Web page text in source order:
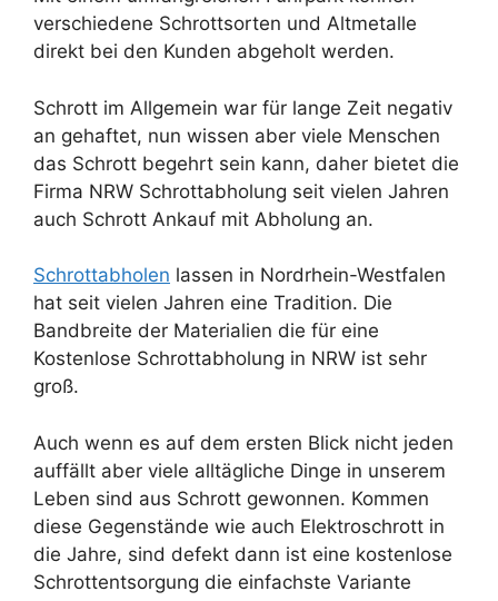
verschiedene Schrottsorten und Altmetalle
direkt bei den Kunden abgeholt werden.
Schrott im Allgemein war für lange Zeit negativ
an gehaftet, nun wissen aber viele Menschen
das Schrott begehrt sein kann, daher bietet die
Firma NRW Schrottabholung seit vielen Jahren
auch Schrott Ankauf mit Abholung an.
Schrottabholen lassen in Nordrhein-Westfalen
hat seit vielen Jahren eine Tradition. Die
Bandbreite der Materialien die für eine
Kostenlose Schrottabholung in NRW ist sehr
groß.
Auch wenn es auf dem ersten Blick nicht jeden
auffällt aber viele alltägliche Dinge in unserem
Leben sind aus Schrott gewonnen. Kommen
diese Gegenstände wie auch Elektroschrott in
die Jahre, sind defekt dann ist eine kostenlose
Schrottentsorgung die einfachste Variante